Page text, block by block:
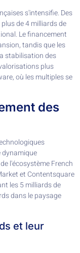
s'intensifie. Des
de 4 milliards de
Le financement
tandis que les
stabilisation des
plus
où les multiples se
des
dynamique
l'écosystème French
et Contentsquare
les 5 milliards de
dans le paysage
et leur